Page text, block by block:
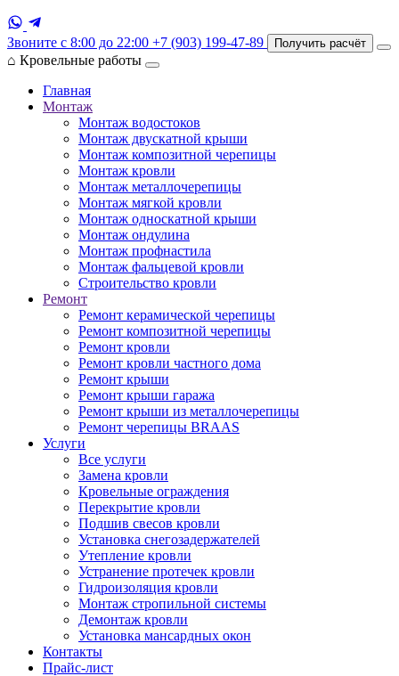
Звоните с 8:00 до 22:00 +7 (903) 199-47-89 Получить расчёт
⌂ Кровельные работы
Главная
Монтаж
Монтаж водостоков
Монтаж двускатной крыши
Монтаж композитной черепицы
Монтаж кровли
Монтаж металлочерепицы
Монтаж мягкой кровли
Монтаж односкатной крыши
Монтаж ондулина
Монтаж профнастила
Монтаж фальцевой кровли
Строительство кровли
Ремонт
Ремонт керамической черепицы
Ремонт композитной черепицы
Ремонт кровли
Ремонт кровли частного дома
Ремонт крыши
Ремонт крыши гаража
Ремонт крыши из металлочерепицы
Ремонт черепицы BRAAS
Услуги
Все услуги
Замена кровли
Кровельные ограждения
Перекрытие кровли
Подшив свесов кровли
Установка снегозадержателей
Утепление кровли
Устранение протечек кровли
Гидроизоляция кровли
Монтаж стропильной системы
Демонтаж кровли
Установка мансардных окон
Контакты
Прайс-лист